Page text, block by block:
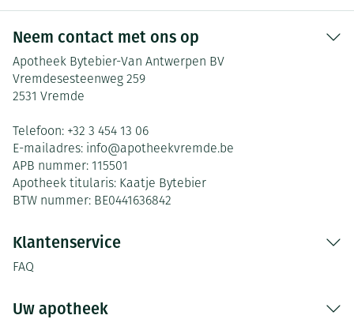
Neem contact met ons op
Apotheek Bytebier-Van Antwerpen BV
Vremdesesteenweg 259
2531 Vremde
Telefoon: +32 3 454 13 06
E-mailadres: info@apotheekvremde.be
APB nummer: 115501
Apotheek titularis: Kaatje Bytebier
BTW nummer: BE0441636842
Klantenservice
FAQ
Uw apotheek